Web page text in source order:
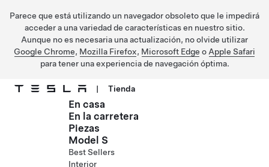
Parece que está utilizando un navegador obsoleto que le impedirá
acceder a una variedad de características en nuestro sitio.
Aunque no es necesaria una actualización, no olvide utilizar
Google Chrome, Mozilla Firefox, Microsoft Edge o Apple Safari
para tener una experiencia de navegación óptima.
Ir al contenido principal
| Tienda
En casa
En la carretera
Piezas
Model S
Best Sellers
Interior